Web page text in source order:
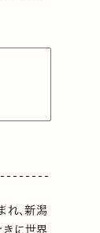
れ、新潟
きに世界